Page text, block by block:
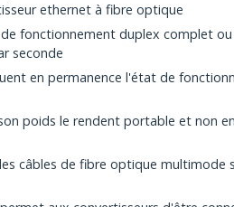
ethernet à fibre optique
fonctionnement duplex complet ou
seconde
en permanence l'état de
poids le rendent portable et non
câbles de fibre optique multimode